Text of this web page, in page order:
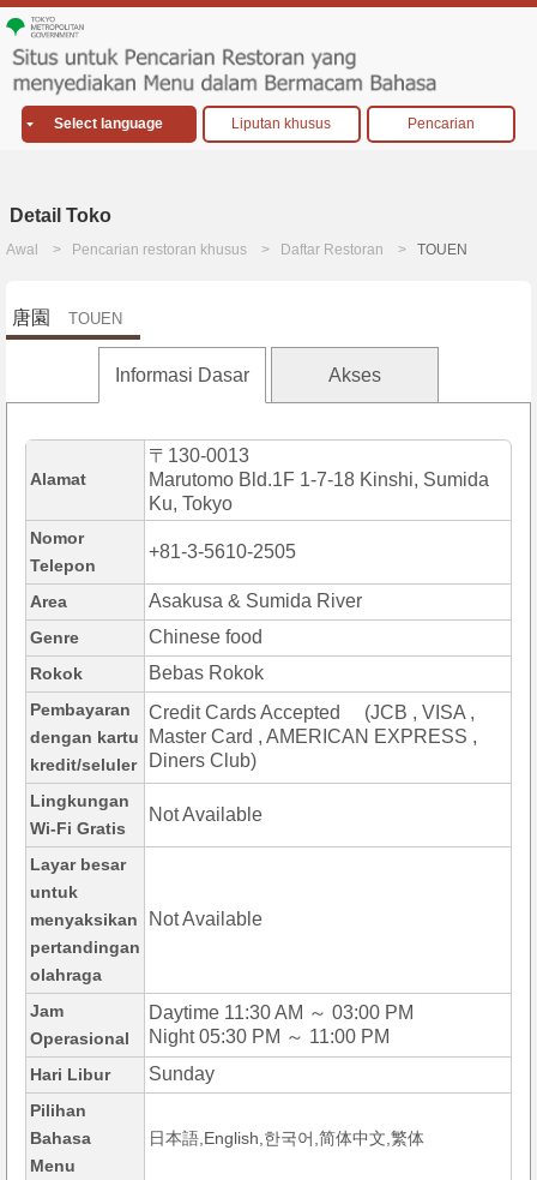
Select language Liputan khusus Pencarian
Detail Toko
Awal Pencarian restoran khusus Daftar Restoran TOUEN
唐園 TOUEN
Informasi Dasar Akses
Alamat
〒130-0013
Marutomo Bld.1F 1-7-18 Kinshi, Sumida
Ku, Tokyo
Nomor
Telepon
+81-3-5610-2505
Area Asakusa & Sumida River
Genre Chinese food
Rokok Bebas Rokok
Pembayaran
dengan kartu
kredit/seluler
Credit Cards Accepted (JCB , VISA ,
Master Card , AMERICAN EXPRESS ,
Diners Club)
Lingkungan
Wi-Fi Gratis
Not Available
Layar besar
untuk
menyaksikan
pertandingan
olahraga
Not Available
Jam
Operasional
Daytime 11:30 AM ～ 03:00 PM
Night 05:30 PM ～ 11:00 PM
Hari Libur Sunday
Pilihan
Bahasa
Menu
日本語,English,한국어,简体中文,繁体